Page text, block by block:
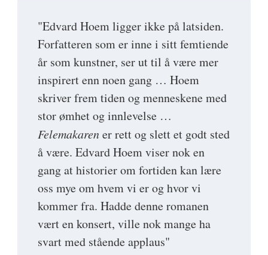
"Edvard Hoem ligger ikke på latsiden.
Forfatteren som er inne i sitt femtiende
år som kunstner, ser ut til å være mer
inspirert enn noen gang … Hoem
skriver frem tiden og menneskene med
stor ømhet og innlevelse …
Felemakarener rett og slett et godt sted
å være. Edvard Hoem viser nok en
gang at historier om fortiden kan lære
oss mye om hvem vi er og hvor vi
kommer fra. Hadde denne romanen
vært en konsert, ville nok mange ha
svart med stående applaus"